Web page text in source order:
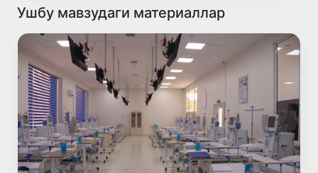
Ушбу мавзудаги материаллар